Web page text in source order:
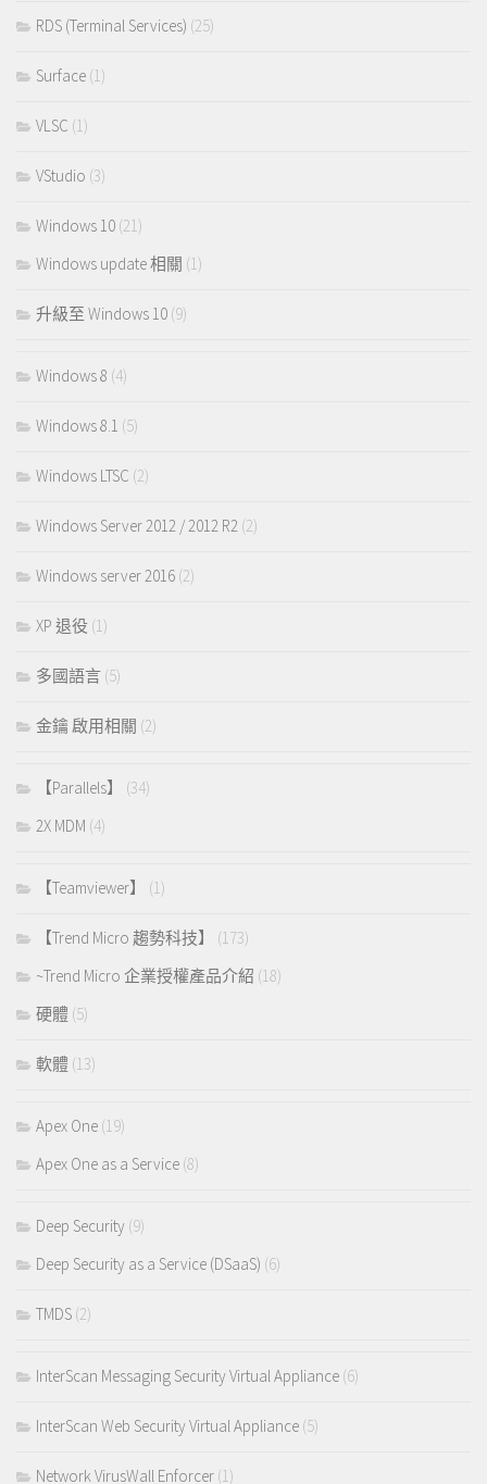
RDS (Terminal Services) (25)
Surface (1)
VLSC (1)
VStudio (3)
Windows 10 (21)
Windows update 相關 (1)
升級至 Windows 10 (9)
Windows 8 (4)
Windows 8.1 (5)
Windows LTSC (2)
Windows Server 2012 / 2012 R2 (2)
Windows server 2016 (2)
XP 退役 (1)
多國語言 (5)
金鑰 啟用相關 (2)
【Parallels】
(34)
2X MDM (4)
【Teamviewer】 (1)
【Trend Micro 趨勢科技】
(173)
~Trend Micro 企業授權產品介紹 (18)
硬體 (5)
軟體 (13)
Apex One (19)
Apex One as a Service (8)
Deep Security (9)
Deep Security as a Service (DSaaS) (6)
TMDS (2)
InterScan Messaging Security Virtual Appliance (6)
InterScan Web Security Virtual Appliance (5)
Network VirusWall Enforcer (1)